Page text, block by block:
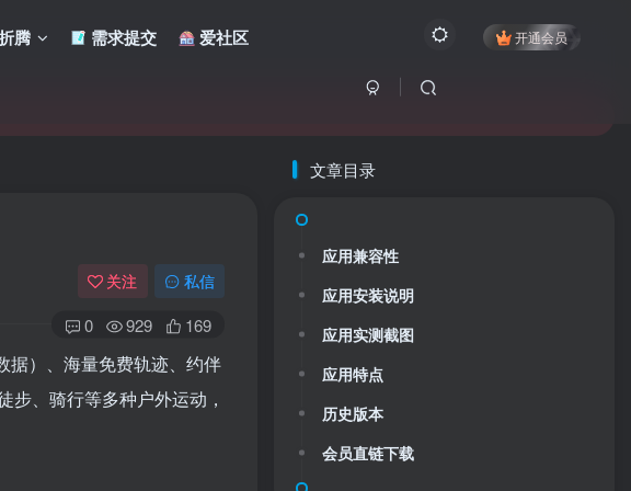
腾 需求提交 爱社区 开通会员
关注 私信
0 929 169
据）、海量免费轨迹、约伴
、骑行等多种户外运动，
文章目录
应用兼容性
应用安装说明
应用实测截图
应用特点
历史版本
会员直链下载